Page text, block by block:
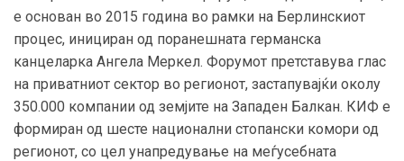
е основан во 2015 година во рамки на Берлинскиот
процес, инициран од поранешната германска
канцеларка Ангела Меркел. Форумот претставува глас
на приватниот сектор во регионот, застапувајќи околу
350.000 компании од земјите на Западен Балкан. КИФ е
формиран од шесте национални стопански комори од
регионот, со цел унапредување на меѓусебната